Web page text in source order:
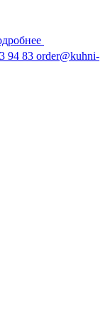
94 83 order@kuhni-